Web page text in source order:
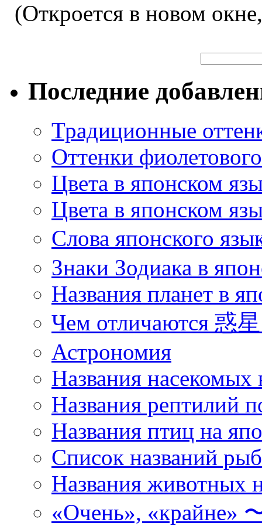
(Откроется в новом
Последние
Традиционные
Оттенки
Цвета в японском
Цвета в японском
Слова японского
Знаки Зодиака в
Названия планет в
Чем отличаются 惑
Астрономия
Названия насекомых
Названия рептилий
Названия птиц на
Список названий
Названия животных
«Очень», «крайне»